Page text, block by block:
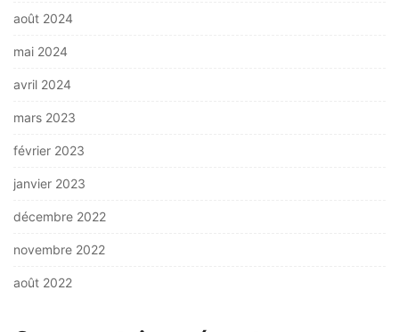
août 2024
mai 2024
avril 2024
mars 2023
février 2023
janvier 2023
décembre 2022
novembre 2022
août 2022